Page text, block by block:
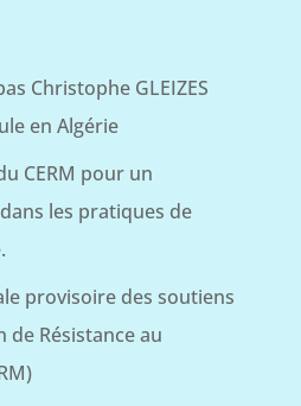
Christophe GLEIZES
en Algérie
CERM pour un
les pratiques de
provisoire des soutiens
de Résistance au